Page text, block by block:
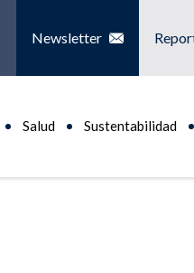
Newsletter
Salud Sustentabilidad